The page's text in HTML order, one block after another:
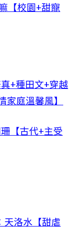
【校園+甜寵
+種田文+穿越
家庭溫馨風】
【古代+主受
天洛水【甜虐